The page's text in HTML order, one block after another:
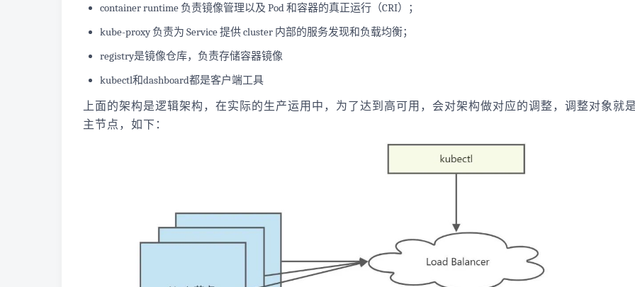
container runtime 负责镜像管理以及 Pod 和容器的真正运行（CRI）；
kube-proxy 负责为 Service 提供 cluster 内部的服务发现和负载均衡；
registry是镜像仓库，负责存储容器镜像
kubectl和dashboard都是客户端工具
上面的架构是逻辑架构，在实际的生产运用中，为了达到高可用，会对架构做对应的调整，调整对象就
主节点，如下：